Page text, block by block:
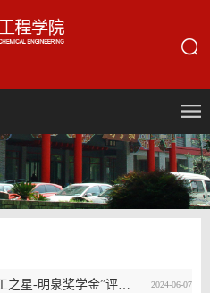
2024-06-07
关于开展2024年“张洪沅未来化工之星-明泉奖学金”评选工作的通知